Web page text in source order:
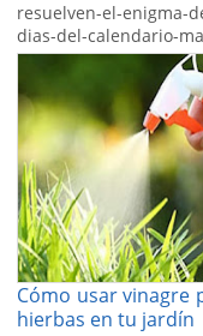
resuelven-el-enigma-
dias-del-calendario-
Cómo usar vinagre
hierbas en tu jardín